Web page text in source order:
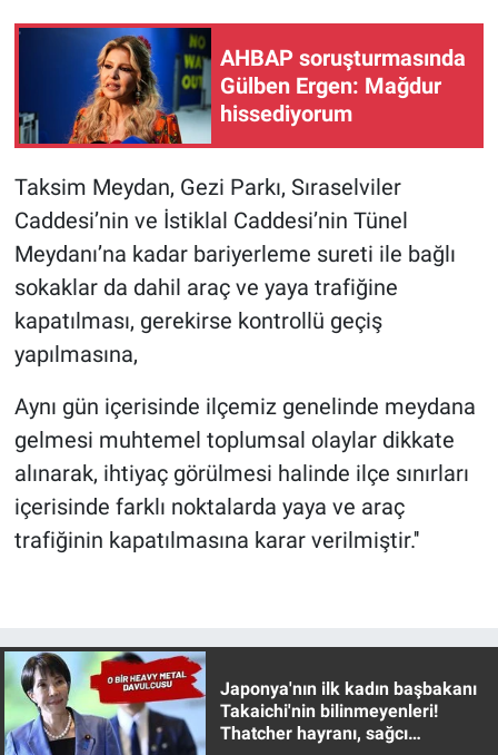
AHBAP soruşturmasında
Gülben Ergen: Mağdur
hissediyorum
Taksim Meydan, Gezi Parkı, Sıraselviler
Caddesi’nin ve İstiklal Caddesi’nin Tünel
Meydanı’na kadar bariyerleme sureti ile bağlı
sokaklar da dahil araç ve yaya trafiğine
kapatılması, gerekirse kontrollü geçiş
yapılmasına,
Aynı gün içerisinde ilçemiz genelinde meydana
gelmesi muhtemel toplumsal olaylar dikkate
alınarak, ihtiyaç görülmesi halinde ilçe sınırları
içerisinde farklı noktalarda yaya ve araç
trafiğinin kapatılmasına karar verilmiştir.''
Japonya'nın ilk kadın başbakanı
Takaichi'nin bilinmeyenleri!
Thatcher hayranı, sağcı